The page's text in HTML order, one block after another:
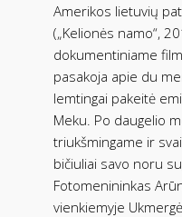
Amerikos lietuvių
(„Kelionės namo“,
dokumentiniame
pasakoja apie du
lemtingai pakeitė
Meku. Po daugelio
triukšmingame ir
bičiuliai savo noru
Fotomenininkas
vienkiemyje